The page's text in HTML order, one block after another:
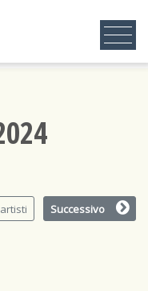
Successivo